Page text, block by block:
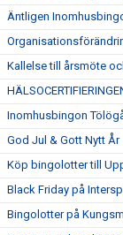
Äntligen
Kallelse till årsmöte
Inomhusbingon
God Jul & Gott Nytt År
Köp bingolotter till
Black Friday på
Bingolotter på